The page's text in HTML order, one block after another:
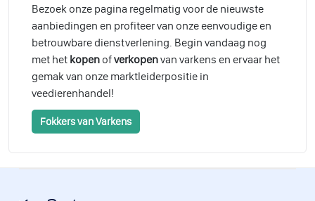
Bezoek onze pagina regelmatig voor de nieuwste
aanbiedingen en profiteer van onze eenvoudige en
betrouwbare dienstverlening. Begin vandaag nog
met het kopen ofverkopenvan varkens en ervaar het
gemak van onze marktleiderpositie in
veedierenhandel!
Fokkers van Varkens